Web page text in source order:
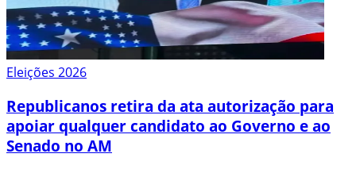
Eleições 2026
Republicanos retira da ata autorização para
apoiar qualquer candidato ao Governo e ao
Senado no AM